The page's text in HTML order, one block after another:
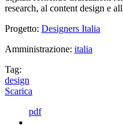
research, al content design e
Progetto: Designers Italia
Amministrazione: italia
Tag:
design
Scarica
pdf